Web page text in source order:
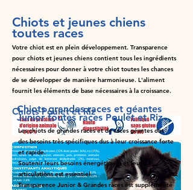
Chiots et jeunes chiens
toutes races
Votre chiot est en plein développement. Transparence
pour chiots et jeunes chiens contient tous les ingrédients
nécessaires pour donner à votre chiot toutes les chances
de se développer de manière harmonieuse. L'aliment
fournit les éléments de base nécessaires à la croissance.
Chiots Poulet et Riz
Chiots grandes races et géantes
Junior toutes races Poulet et Riz
Les chiots de grandes races et de races géantes ont
des besoins très spécifiques dus à leur croissance forte
et rapide.
Soutenir leurs besoins énergétiques et leurs
articulations est essentiel.
Transparence Junior & Grandes races est supplémenté